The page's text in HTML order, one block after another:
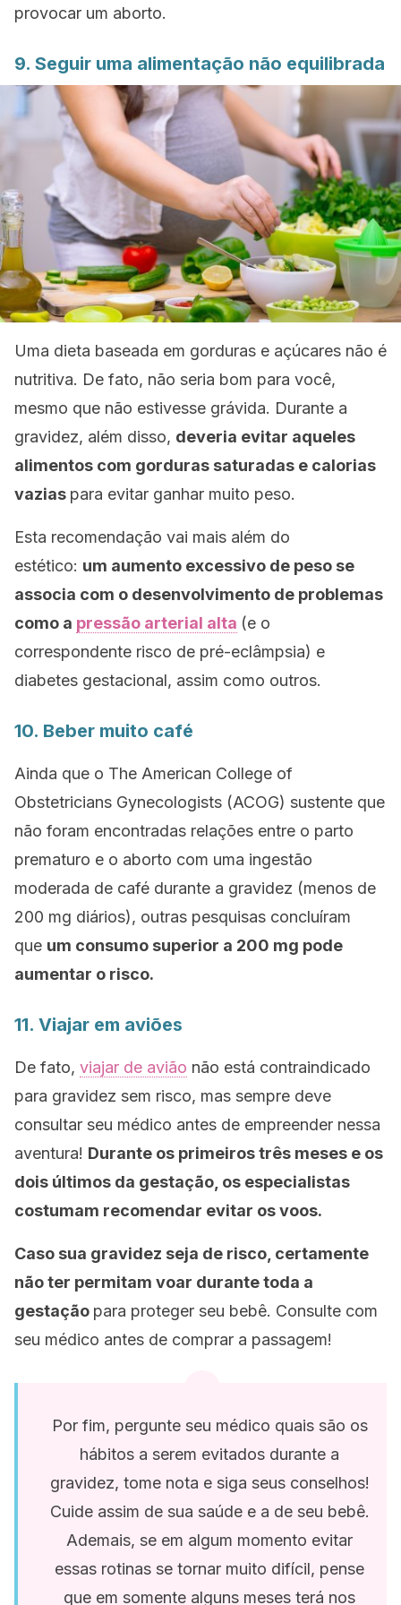
provocar um aborto.
9. Seguir uma alimentação não equilibrada
Uma dieta baseada em gorduras e açúcares não é
nutritiva. De fato, não seria bom para você,
mesmo que não estivesse grávida. Durante a
gravidez, além disso, deveria evitar aqueles
alimentos com gorduras saturadas e calorias
vazias para evitar ganhar muito peso.
Esta recomendação vai mais além do
estético: um aumento excessivo de peso se
associa com o desenvolvimento de problemas
como a pressão arterial alta (e o
correspondente risco de pré-eclâmpsia) e
diabetes gestacional, assim como outros.
10. Beber muito café
Ainda que o The American College of
Obstetricians Gynecologists (ACOG) sustente que
não foram encontradas relações entre o parto
prematuro e o aborto com uma ingestão
moderada de café durante a gravidez (menos de
200 mg diários), outras pesquisas concluíram
que um consumo superior a 200 mg pode
aumentar o risco.
11. Viajar em aviões
De fato, viajar de avião não está contraindicado
para gravidez sem risco, mas sempre deve
consultar seu médico antes de empreender nessa
aventura! Durante os primeiros três meses e os
dois últimos da gestação, os especialistas
costumam recomendar evitar os voos.
Caso sua gravidez seja de risco, certamente
não ter permitam voar durante toda a
gestação para proteger seu bebê. Consulte com
seu médico antes de comprar a passagem!
Por fim, pergunte seu médico quais são os
hábitos a serem evitados durante a
gravidez, tome nota e siga seus conselhos!
Cuide assim de sua saúde e a de seu bebê.
Ademais, se em algum momento evitar
essas rotinas se tornar muito difícil, pense
que em somente alguns meses terá nos